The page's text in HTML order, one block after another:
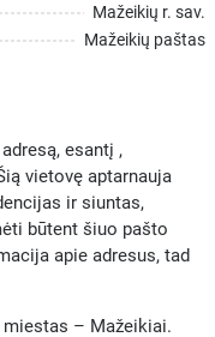
Mažeikių r. sav.
Mažeikių paštas
esantį ,
vietovę aptarnauja
ir siuntas,
būtent šiuo pašto
apie adresus, tad
miestas – Mažeikiai.